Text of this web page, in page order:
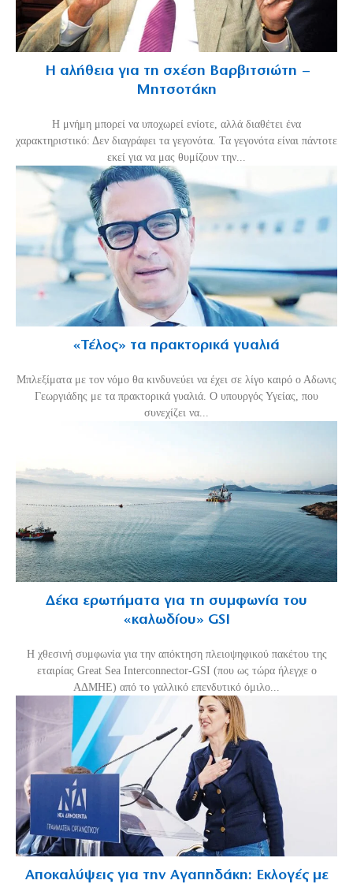
Η αλήθεια για τη σχέση Βαρβιτσιώτη –
Μητσοτάκη
H μνήμη μπορεί να υποχωρεί ενίοτε, αλλά διαθέτει ένα
χαρακτηριστικό: Δεν διαγράφει τα γεγονότα. Τα γεγονότα είναι πάντοτε
εκεί για να μας θυμίζουν την...
«Τέλος» τα πρακτορικά γυαλιά
Μπλεξίματα με τον νόμο θα κινδυνεύει να έχει σε λίγο καιρό ο Αδωνις
Γεωργιάδης με τα πρακτορικά γυαλιά. Ο υπουργός Υγείας, που
συνεχίζει να...
Δέκα ερωτήματα για τη συμφωνία του
«καλωδίου» GSI
Η χθεσινή συμφωνία για την απόκτηση πλειοψηφικού πακέτου της
εταιρίας Great Sea Interconnector-GSI (που ως τώρα ήλεγχε ο
ΑΔΜΗΕ) από το γαλλικό επενδυτικό όμιλο...
Αποκαλύψεις για την Αγαπηδάκη: Εκλογές με